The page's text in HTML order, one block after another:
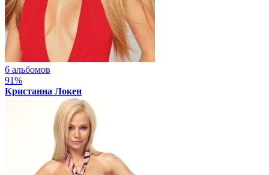
6 альбомов
91%
Кристанна Локен